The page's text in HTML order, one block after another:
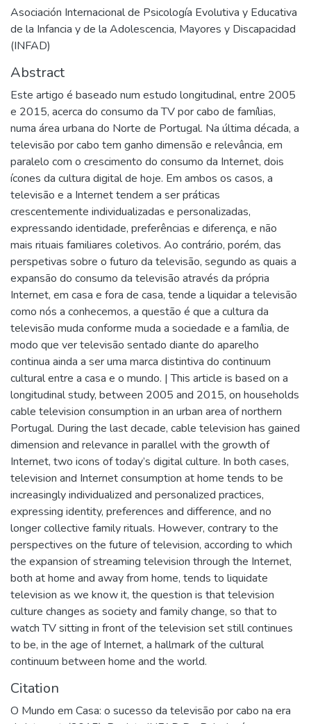
Asociación Internacional de Psicología Evolutiva y Educativa
de la Infancia y de la Adolescencia, Mayores y Discapacidad
(INFAD)
Abstract
Este artigo é baseado num estudo longitudinal, entre 2005
e 2015, acerca do consumo da TV por cabo de famílias,
numa área urbana do Norte de Portugal. Na última década, a
televisão por cabo tem ganho dimensão e relevância, em
paralelo com o crescimento do consumo da Internet, dois
ícones da cultura digital de hoje. Em ambos os casos, a
televisão e a Internet tendem a ser práticas
crescentemente individualizadas e personalizadas,
expressando identidade, preferências e diferença, e não
mais rituais familiares coletivos. Ao contrário, porém, das
perspetivas sobre o futuro da televisão, segundo as quais a
expansão do consumo da televisão através da própria
Internet, em casa e fora de casa, tende a liquidar a televisão
como nós a conhecemos, a questão é que a cultura da
televisão muda conforme muda a sociedade e a família, de
modo que ver televisão sentado diante do aparelho
continua ainda a ser uma marca distintiva do continuum
cultural entre a casa e o mundo. | This article is based on a
longitudinal study, between 2005 and 2015, on households
cable television consumption in an urban area of northern
Portugal. During the last decade, cable television has gained
dimension and relevance in parallel with the growth of
Internet, two icons of today’s digital culture. In both cases,
television and Internet consumption at home tends to be
increasingly individualized and personalized practices,
expressing identity, preferences and difference, and no
longer collective family rituals. However, contrary to the
perspectives on the future of television, according to which
the expansion of streaming television through the Internet,
both at home and away from home, tends to liquidate
television as we know it, the question is that television
culture changes as society and family change, so that to
watch TV sitting in front of the television set still continues
to be, in the age of Internet, a hallmark of the cultural
continuum between home and the world.
Citation
O Mundo em Casa: o sucesso da televisão por cabo na era